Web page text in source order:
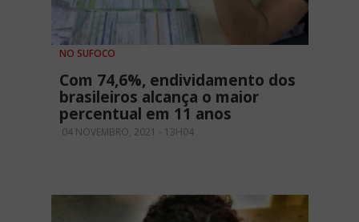
NO SUFOCO
Com 74,6%, endividamento dos
brasileiros alcança o maior
percentual em 11 anos
04 NOVEMBRO, 2021 - 13H04